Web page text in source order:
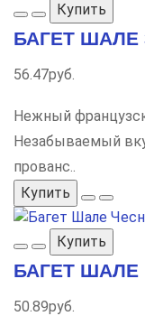
Купить
БАГЕТ ШАЛЕ
56.47руб.
Нежный
Незабываемый
прованс..
Купить
Купить
БАГЕТ ШАЛЕ
50.89руб.